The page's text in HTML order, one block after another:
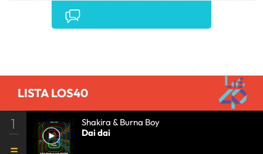
LISTA LOS40
1
Shakira & Burna Boy
Dai dai